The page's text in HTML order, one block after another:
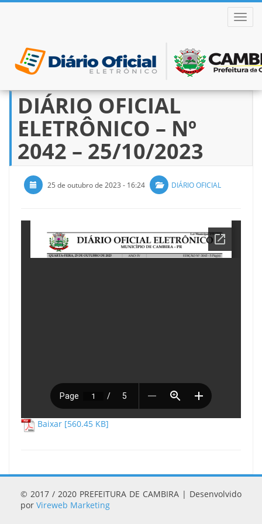
Pular
para
conteúdo
DIÁRIO OFICIAL
ELETRÔNICO – Nº
2042 – 25/10/2023
25 de outubro de 2023 - 16:24 DIÁRIO OFICIAL
Baixar [560.45 KB]
© 2017 / 2020 PREFEITURA DE CAMBIRA | Desenvolvido
por Vireweb Marketing